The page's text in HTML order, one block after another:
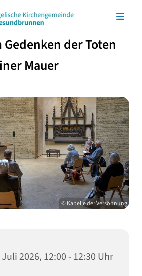
der Toten
Mauer
© Kapelle der Versöhnung
2026, 12:00 - 12:30 Uhr